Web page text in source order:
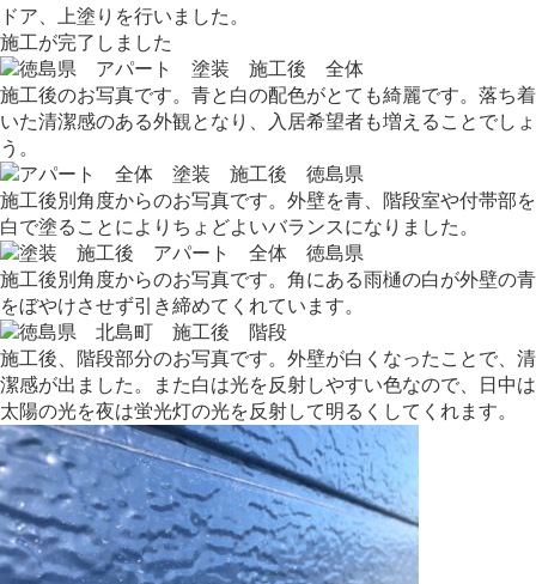
ドア、上塗りを行いました。
施工が完了しました
施工後のお写真です。青と白の配色がとても綺麗です。落ち着
いた清潔感のある外観となり、入居希望者も増えることでしょ
う。
施工後別角度からのお写真です。外壁を青、階段室や付帯部を
白で塗ることによりちょどよいバランスになりました。
施工後別角度からのお写真です。角にある雨樋の白が外壁の青
をぼやけさせず引き締めてくれています。
施工後、階段部分のお写真です。外壁が白くなったことで、清
潔感が出ました。また白は光を反射しやすい色なので、日中は
太陽の光を夜は蛍光灯の光を反射して明るくしてくれます。